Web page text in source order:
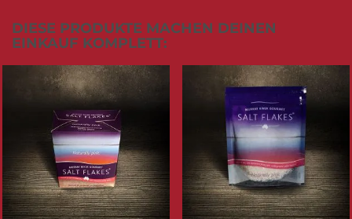
DIESE PRODUKTE MACHEN DEINEN
EINKAUF KOMPLETT: